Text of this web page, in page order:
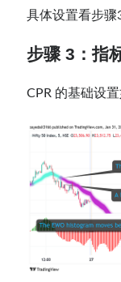
具体设置看步骤
步骤 3：指
CPR 的基础设